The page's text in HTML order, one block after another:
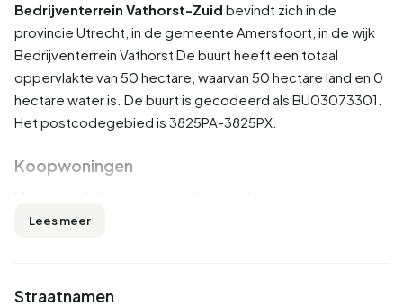
Bedrijventerrein Vathorst-Zuid bevindt zich in de
provincie Utrecht , in de gemeente Amersfoort , in de wijk
Bedrijventerrein Vathorst De buurt heeft een totaal
oppervlakte van 50 hectare, waarvan 50 hectare land en 0
hectare water is. De buurt is gecodeerd als BU03073301.
Het postcodegebied is 3825PA-3825PX.
Koopwoningen
Bedrijventerrein Vathorst-Zuid. De nieuwste aangeboden
Lees meer
Straatnamen